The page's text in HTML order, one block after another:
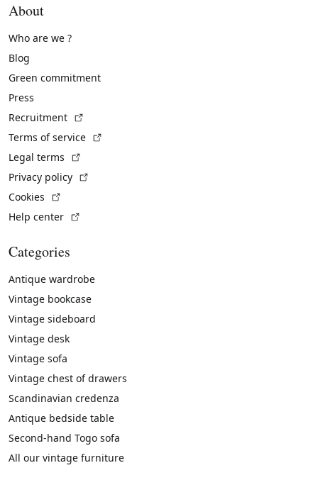
About
Who are we ?
Blog
Green commitment
Press
Recruitment
Terms of service
Legal terms
Privacy policy
Cookies
Help center
Categories
Antique wardrobe
Vintage bookcase
Vintage sideboard
Vintage desk
Vintage sofa
Vintage chest of drawers
Scandinavian credenza
Antique bedside table
Second-hand Togo sofa
All our vintage furniture